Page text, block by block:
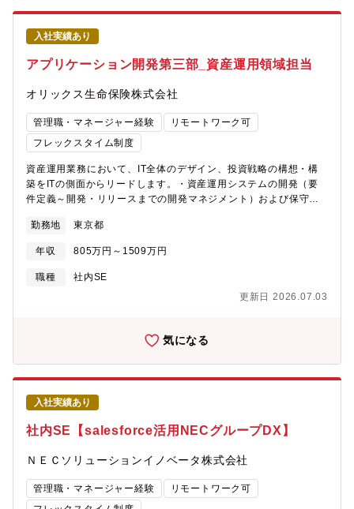
入社実績あり
アプリケーション開発第三部_資産運用領域担当
オリックス生命保険株式会社
管理職・マネージャー経験
リモートワーク可
フレックスタイム制度
資産運用業務において、IT全体のデザイン、投資戦略の構想・構
築をITの側面からリードします。・資産運用システムの開発（要
件定義～開発・リリースまでの開発マネジメント）および保守・
ス連携、アプリケーション 等 広範に渡る全体のデザイン）・資産
運用部門全体(フロント～バック)の現状の業務/インフラ分析【配
属先部署】アプリケーション開発第三部 20名 ※2025年3月時
点・堅調な業績を背景にITに積極的に投資をしています。様々な
いながら、未来の生命保険のシステムのあるべき姿を描き、シス
進など、IT本部自体の改善活動としてRPAや各種ツールを活用
し、クイックにデリバリする取り組みも行っています。他にも、
先進技術のビジネス活用やなど様々な取り組みを行っています。
IT本部は、独自の評価制度があり、ITエンジニアのスキル、成果が
正しく処遇に反映されます。【業務のやりがい】■保険会社のIT部
門として戦略構想、企画から実際のデリバリーまでを一貫して担
当することができます。■経験や年齢を問わず、様々な業務領域、
最新テクノロジー導入のPJに参画できる機会があります。常に変
化、成長を求められ、着実なスキルアップが可能です。専門スキ
ルをお持ちの方は、専門領域に特化していくことも可能ですし、
スキルの幅を広げたい方は他領域にチャレンジすることが可能で
す。■新しい技術や手法の導入にも積極的で、研修やパイロット案
勤務地 東京都
年収 805万円～1509万円
職種
社内SE
更新日 2026.07.03
気になる
入社実績あり
社内SE【salesforce活用NECグループDX】
ＮＥＣソリューションイノベータ株式会社
管理職・マネージャー経験
リモートワーク可